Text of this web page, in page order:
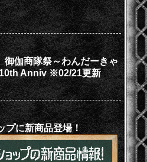
御伽商隊祭～わんだーきゃ
Anniv ※02/21更新
プに新商品登場！